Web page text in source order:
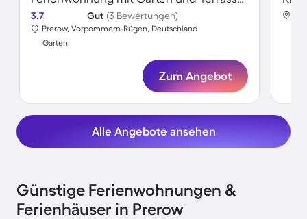
3.7 Gut (3 Bewertungen)
Prerow, Vorpommern-Rügen, Deutschland
Garten
Zum Angebot
Alle Angebote ansehen
Günstige Ferienwohnungen &
Ferienhäuser in Prerow